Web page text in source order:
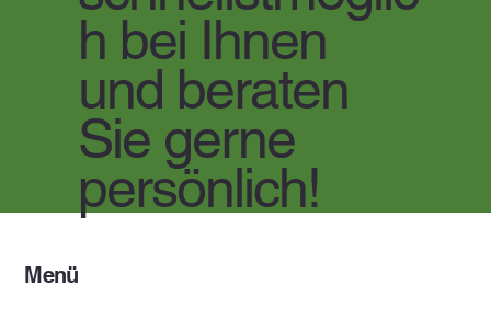
h bei Ihnen
und beraten
Sie gerne
persönlich!
Menü